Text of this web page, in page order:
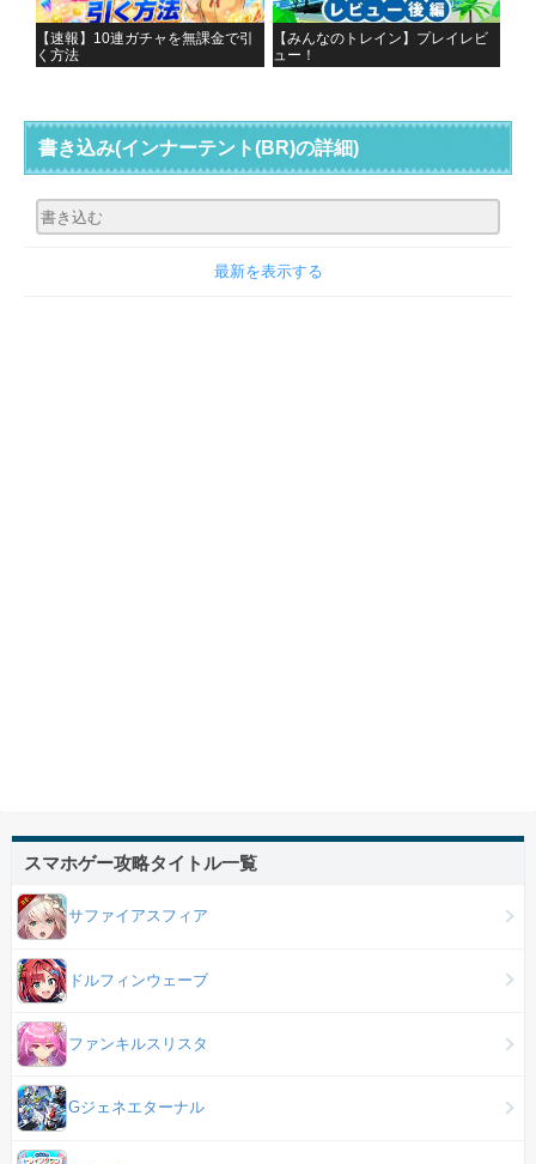
【速報】10連ガチャを無課金で引
く方法
【みんなのトレイン】プレイレビ
ュー！
書き込み(インナーテント(BR)の詳細)
最新を表示する
スマホゲー攻略タイトル一覧
サファイアスフィア
ドルフィンウェーブ
ファンキルスリスタ
Gジェネエターナル